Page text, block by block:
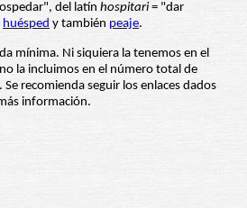
del latín hospitari = "dar
huésped y también peaje.
mínima. Ni siquiera la tenemos en el
la incluimos en el número total de
recomienda seguir los enlaces dados
información.